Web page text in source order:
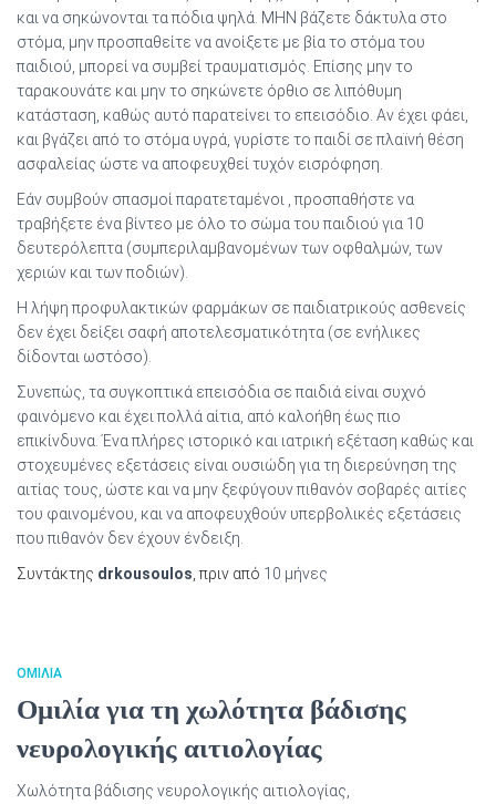
και να σηκώνονται τα πόδια ψηλά. ΜΗΝ βάζετε δάκτυλα στο
στόμα, μην προσπαθείτε να ανοίξετε με βία το στόμα του
παιδιού, μπορεί να συμβεί τραυματισμός. Επίσης μην το
ταρακουνάτε και μην το σηκώνετε όρθιο σε λιπόθυμη
κατάσταση, καθώς αυτό παρατείνει το επεισόδιο. Αν έχει φάει,
και βγάζει από το στόμα υγρά, γυρίστε το παιδί σε πλαϊνή θέση
ασφαλείας ώστε να αποφευχθεί τυχόν εισρόφηση.
Εάν συμβούν σπασμοί παρατεταμένοι , προσπαθήστε να
τραβήξετε ένα βίντεο με όλο το σώμα του παιδιού για 10
δευτερόλεπτα (συμπεριλαμβανομένων των οφθαλμών, των
χεριών και των ποδιών).
Η λήψη προφυλακτικών φαρμάκων σε παιδιατρικούς ασθενείς
δεν έχει δείξει σαφή αποτελεσματικότητα (σε ενήλικες
δίδονται ωστόσο).
Συνεπώς, τα συγκοπτικά επεισόδια σε παιδιά είναι συχνό
φαινόμενο και έχει πολλά αίτια, από καλοήθη έως πιο
επικίνδυνα. Ένα πλήρες ιστορικό και ιατρική εξέταση καθώς και
στοχευμένες εξετάσεις είναι ουσιώδη για τη διερεύνηση της
αιτίας τους, ώστε και να μην ξεφύγουν πιθανόν σοβαρές αιτίες
του φαινομένου, και να αποφευχθούν υπερβολικές εξετάσεις
που πιθανόν δεν έχουν ένδειξη.
Συντάκτης drkousoulos , πριν από 10 μήνες
ΟΜΙΛΙΑ
Ομιλία για τη χωλότητα βάδισης
νευρολογικής αιτιολογίας
Χωλότητα βάδισης νευρολογικής αιτιολογίας,